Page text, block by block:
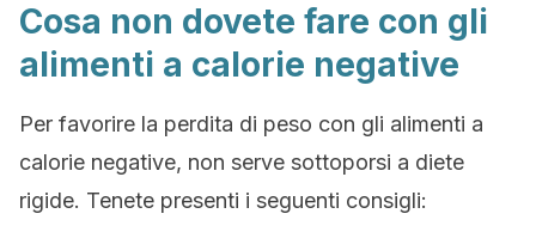
Cosa non dovete fare con gli
alimenti a calorie negative
Per favorire la perdita di peso con gli alimenti a
calorie negative, non serve sottoporsi a diete
rigide. Tenete presenti i seguenti consigli: